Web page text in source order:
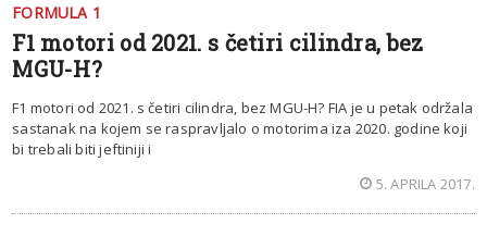
FORMULA 1
F1 motori od 2021. s četiri cilindra, bez
MGU-H?
F1 motori od 2021. s četiri cilindra, bez MGU-H? FIA je u petak održala
sastanak na kojem se raspravljalo o motorima iza 2020. godine koji
bi trebali biti jeftiniji i
5. APRILA 2017.